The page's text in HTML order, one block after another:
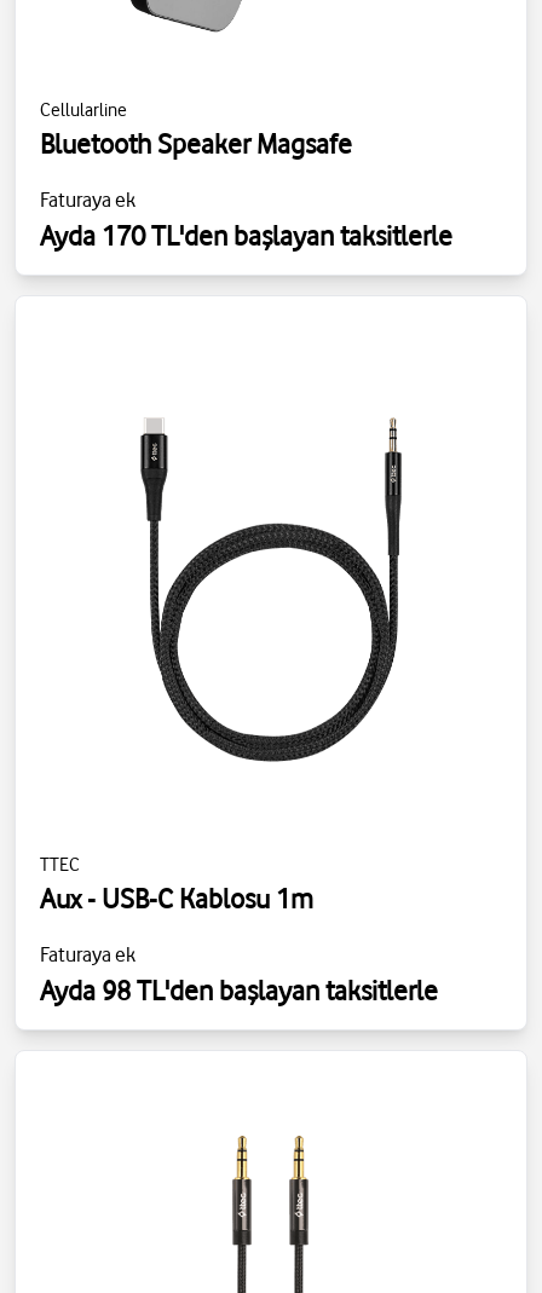
Cellularline
Bluetooth Speaker Magsafe
Faturaya ek
Ayda 170 TL'den başlayan taksitlerle
TTEC
Aux - USB-C Kablosu 1m
Faturaya ek
Ayda 98 TL'den başlayan taksitlerle